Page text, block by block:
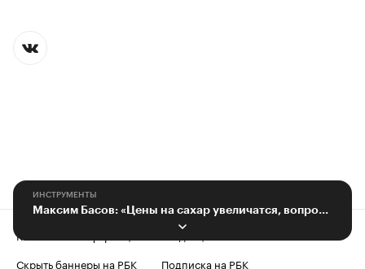
ИНСТРУМЕНТЫ
Максим Басов: «Цены на сахар увеличатся, вопрос в том, до какого уровня»
Контактная информация
Скрыть баннеры на РБК
Подписка на РБК